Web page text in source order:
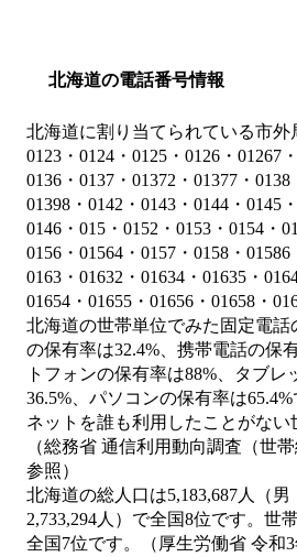
北海道の電話番号情報
北海道に割り当てられている市外
0123・0124・0125・0126・01267
0136・0137・01372・01377・0138
01398・0142・0143・0144・0145
0146・015・0152・0153・0154・
0156・01564・0157・0158・01586
0163・01632・01634・01635・
01654・01655・01656・01658・
北海道の世帯単位でみた固定電話
の保有率は32.4%、携帯電話の保
トフォンの保有率は88%、タブ
36.5%、パソコンの保有率は
ネットを誰も利用したことがない
（総務省 通信利用動向調査（世
参照）
北海道の総人口は5,183,687人（男
2,733,294人）で全国8位です。世
全国7位です。（厚生労働省 令和